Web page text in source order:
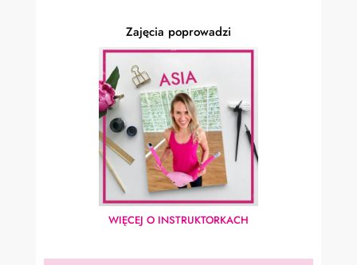
Zajęcia poprowadzi
WIĘCEJ O INSTRUKTORKACH